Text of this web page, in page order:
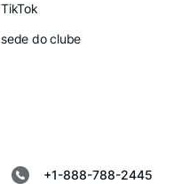
TikTok
sede do clube
+1-888-788-2445